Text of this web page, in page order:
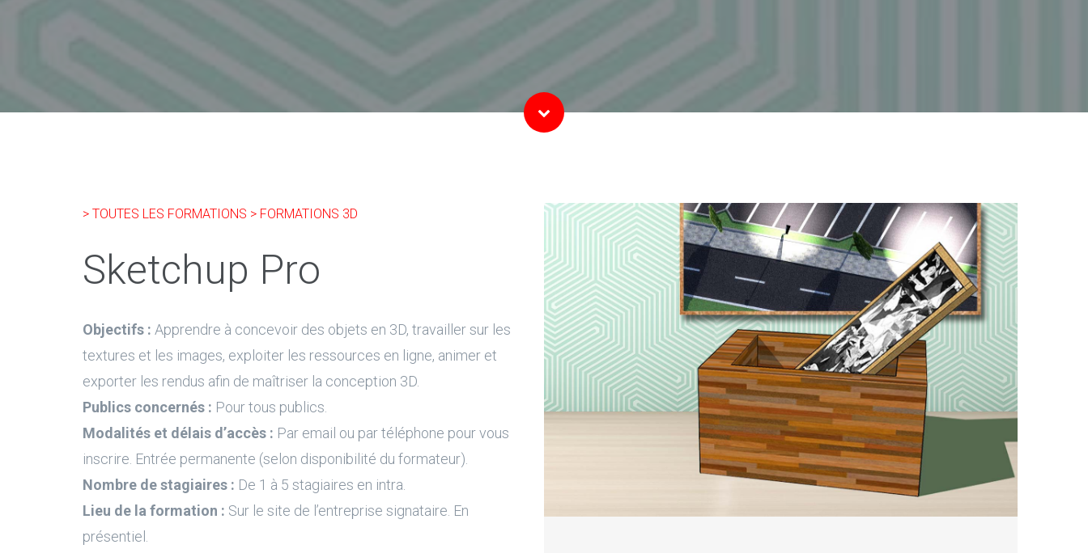
> TOUTES LES FORMATIONS > FORMATIONS 3D
Sketchup Pro
Objectifs : Apprendre à concevoir des objets en 3D, travailler sur les
textures et les images, exploiter les ressources en ligne, animer et
exporter les rendus afin de maîtriser la conception 3D.
Publics concernés : Pour tous publics.
Modalités et délais d’accès : Par email ou par téléphone pour vous
inscrire. Entrée permanente (selon disponibilité du formateur).
Nombre de stagiaires : De 1 à 5 stagiaires en intra.
Lieu de la formation : Sur le site de l’entreprise signataire. En
présentiel.